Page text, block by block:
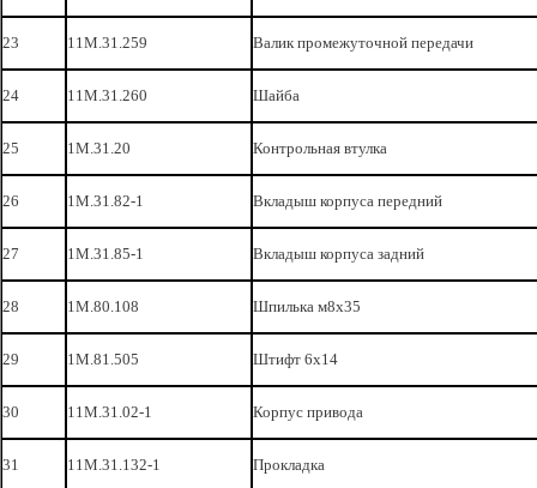
23 11М.31.259 Валик промежуточной передачи
24 11М.31.260 Шайба
25 1М.31.20 Контрольная втулка
26 1М.31.82-1 Вкладыш корпуса передний
27 1М.31.85-1 Вкладыш корпуса задний
28 1М.80.108 Шпилька м8х35
29 1М.81.505 Штифт 6х14
30 11М.31.02-1 Корпус привода
31 11М.31.132-1 Прокладка